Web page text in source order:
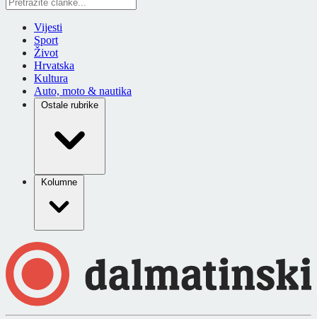
Vijesti
Sport
Život
Hrvatska
Kultura
Auto, moto & nautika
Ostale rubrike
Kolumne